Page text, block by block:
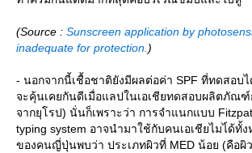
(Source : Sunscreen application by
inadequate for protection. )
- นอกจากนี้เชื้อชาติยังมีผลต่อค่า ​SPF ที่ทดสอบ
จะคุ้นเคยกันดีเมื่อแลปในเอเชียทดสอบผลิตภัณ
จากยุโรป) นั่นก็เพราะว่า การจำแนกแบบ
typing system อาจนำมาใช้กับคนเอเชียไมไ่ด้ทั้
ของคนญี่ปุ่นพบว่า ประเภทผิวที่ MED น้อย (คือผิ